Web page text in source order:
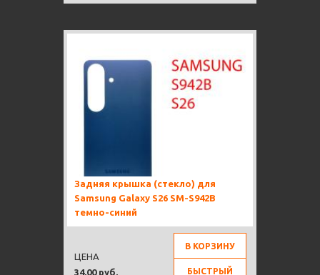
Задняя крышка (стекло) для
Samsung Galaxy S26 SM-S942B
темно-синий
34,00 руб.
ЦЕНА
В КОРЗИНУ
БЫСТРЫЙ